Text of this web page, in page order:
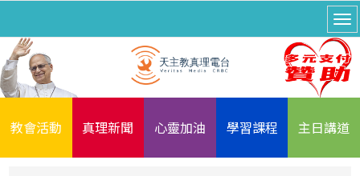
教會活動 真理新聞 心靈加油 學習課程 主日講道